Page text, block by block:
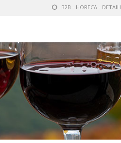
B2B - HORECA -